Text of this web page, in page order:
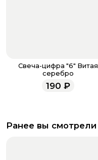
Свеча-цифра "6" Витая
серебро
190 ₽
Ранее вы смотрели